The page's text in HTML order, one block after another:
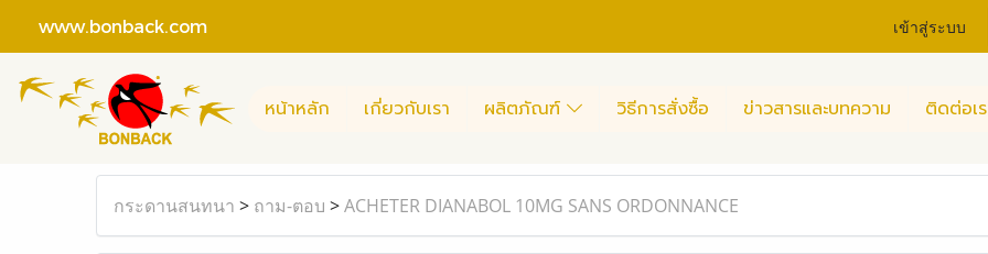
www.bonback.com เข้าสู่ระบบ
หน้าหลัก เกี่ยวกับเรา ผลิตภัณฑ์ วิธีการสั่งซื้อ ข่าวสารและบทความ ติดต่อเ
กระดานสนทนา > ถาม-ตอบ >ACHETER DIANABOL 10MG SANS ORDONNANCE